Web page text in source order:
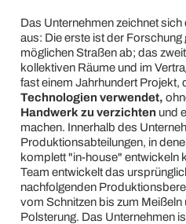
Das Unternehmen zeichnet
aus: Die erste ist der
möglichen Straßen ab; das
kollektiven Räume und im
fast einem Jahrhundert Projekt,
Technologien verwendet,
Handwerk zu verzichten und
machen. Innerhalb des
Produktionsabteilungen, in
komplett "in-house" entwickeln
Team entwickelt das
nachfolgenden
vom Schnitzen bis zum Meißeln
Polsterung. Das Unternehmen